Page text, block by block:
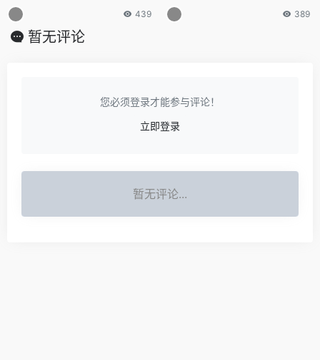
439 389
暂无评论
您必须登录才能参与评论！
立即登录
暂无评论...